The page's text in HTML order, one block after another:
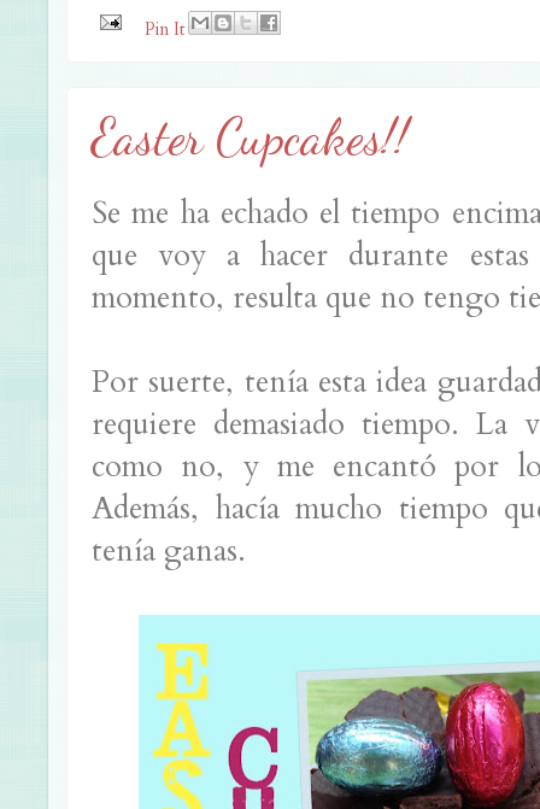
Pin It
Easter Cupcakes!!
Se me ha echado el tiempo
que voy a hacer durante
momento, resulta que no tengo
Por suerte, tenía esta idea
requiere demasiado tiempo.
como no, y me encantó por
Además, hacía mucho tiempo
tenía ganas.